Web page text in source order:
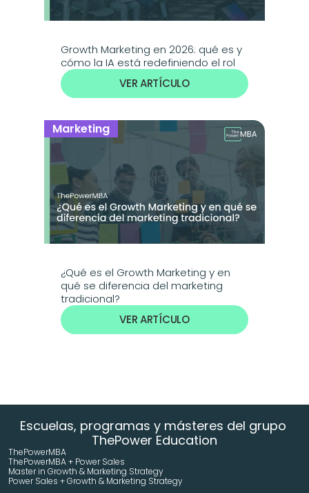
Growth Marketing en 2026: qué es y
cómo la IA está redefiniendo el rol
VER ARTÍCULO
Marketing
¿Qué es el Growth Marketing y en
qué se diferencia del marketing
tradicional?
VER ARTÍCULO
Escuelas, programas y másteres del grupo
ThePower Education
ThePowerMBA
ThePowerMBA + Power Sales
Master in Growth & Marketing Strategy
Power Sales + Growth & Marketing Strategy